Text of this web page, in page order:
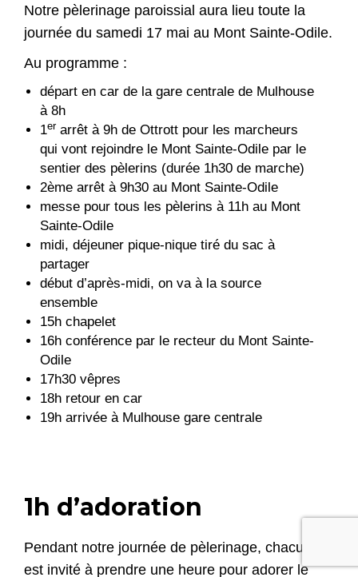
Notre pèlerinage paroissial aura lieu toute la
journée du samedi 17 mai au Mont Sainte-Odile.
Au programme :
départ en car de la gare centrale de Mulhouse
à 8h
1er arrêt à 9h de Ottrott pour les marcheurs
qui vont rejoindre le Mont Sainte-Odile par le
sentier des pèlerins (durée 1h30 de marche)
2ème arrêt à 9h30 au Mont Sainte-Odile
messe pour tous les pèlerins à 11h au Mont
Sainte-Odile
midi, déjeuner pique-nique tiré du sac à
partager
début d’après-midi, on va à la source
ensemble
15h chapelet
16h conférence par le recteur du Mont Sainte-
Odile
17h30 vêpres
18h retour en car
19h arrivée à Mulhouse gare centrale
1h d’adoration
Pendant notre journée de pèlerinage, chacun
est invité à prendre une heure pour adorer le